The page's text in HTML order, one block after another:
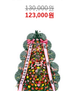
130,000원
123,000원